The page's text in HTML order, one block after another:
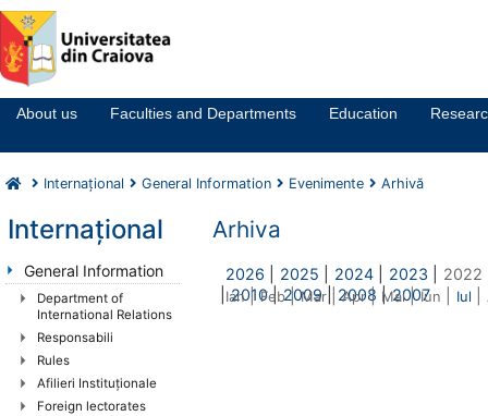
Notă:
Acest
website
un
sistem
accesibilitate.
About us Faculties and Departments Education
Internaţional General Information Evenimente Arhivă
Internaţional
General Information
Department of
International Relations
Responsabili
Rules
Afilieri Instituţionale
Foreign lectorates
Arhiva
2026 2025 2024 2023 2022
2010| 2009| 2008 | 2007
Ian| Feb| Mar Apr| Mai| Iun Iul